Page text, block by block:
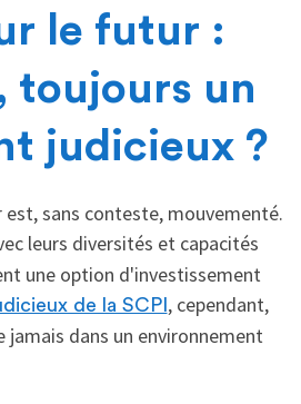
le futur :
toujours un
judicieux ?
sans conteste, mouvementé.
leurs diversités et capacités
une option d'investissement
de la SCPI , cependant,
jamais dans un environnement